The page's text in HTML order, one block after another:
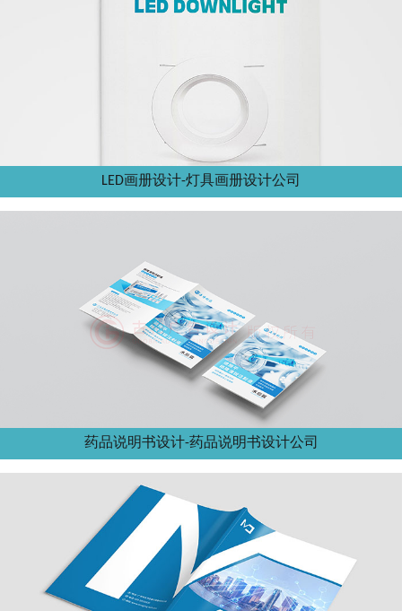
LED画册设计-灯具画册设计公司
药品说明书设计-药品说明书设计公司